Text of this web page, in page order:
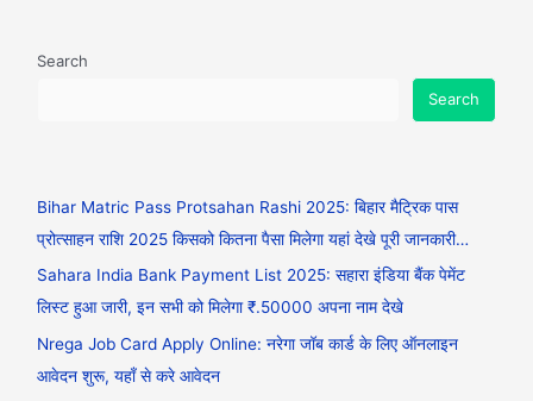
Search
Search
Bihar Matric Pass Protsahan Rashi 2025: बिहार मैट्रिक पास
प्रोत्साहन राशि 2025 किसको कितना पैसा मिलेगा यहां देखे पूरी जानकारी…
Sahara India Bank Payment List 2025: सहारा इंडिया बैंक पेमेंट
लिस्ट हुआ जारी, इन सभी को मिलेगा ₹.50000 अपना नाम देखे
Nrega Job Card Apply Online: नरेगा जॉब कार्ड के लिए ऑनलाइन
आवेदन शुरू, यहाँ से करे आवेदन